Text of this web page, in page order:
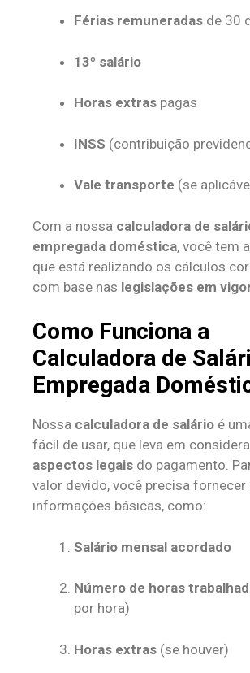
Férias remuneradas de 30
13º salário
Horas extras pagas
INSS (contribuição
Vale transporte (se
Com a nossa calculadora de
empregada doméstica, você tem
que está realizando os cálculos
com base nas legislações em
Como Funciona a
Calculadora de
Empregada
Nossa calculadora de salário é
fácil de usar, que leva em
aspectos legais do pagamento.
valor devido, você precisa fornecer
informações básicas, como:
Salário mensal acordado
Número de horas
por hora)
Horas extras (se houver)